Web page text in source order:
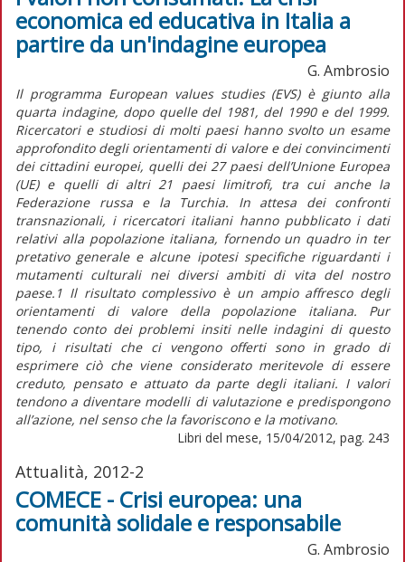
economica ed educativa in Italia a
partire da un'indagine europea
G. Ambrosio
Il programma European values studies (EVS) è giunto alla
quarta indagine, dopo quelle del 1981, del 1990 e del 1999.
Ricercatori e studiosi di molti paesi hanno svolto un esame
approfondito degli orientamenti di valore e dei convincimenti
dei cittadini europei, quelli dei 27 paesi dell’Unione Europea
(UE) e quelli di altri 21 paesi limitrofi, tra cui anche la
Federazione russa e la Turchia. In attesa dei confronti
transnazionali, i ricercatori italiani hanno pubblicato i dati
relativi alla popolazione italiana, fornendo un quadro in ter
pretativo generale e alcune ipotesi specifiche riguardanti i
mutamenti culturali nei diversi ambiti di vita del nostro
paese.1 Il risultato complessivo è un ampio affresco degli
orientamenti di valore della popolazione italiana. Pur
tenendo conto dei problemi insiti nelle indagini di questo
tipo, i risultati che ci vengono offerti sono in grado di
esprimere ciò che viene considerato meritevole di essere
creduto, pensato e attuato da parte degli italiani. I valori
tendono a diventare modelli di valutazione e predispongono
all’azione, nel senso che la favoriscono e la motivano.
Libri del mese, 15/04/2012, pag. 243
Attualità, 2012-2
COMECE - Crisi europea: una
comunità solidale e responsabile
G. Ambrosio